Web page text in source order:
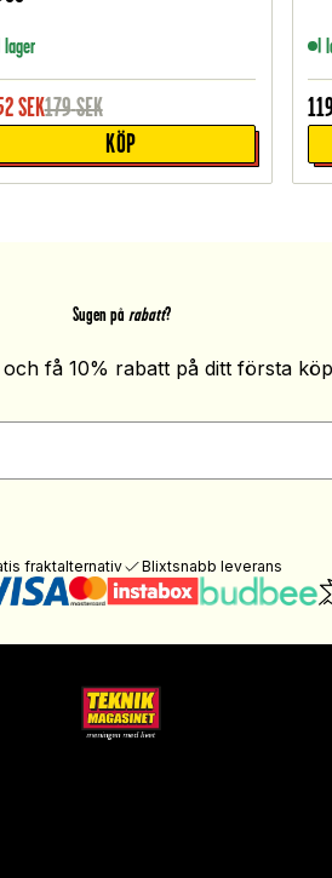
SEK179SEK
KÖP
I
119
Sugen på rabatt?
få 10% rabatt på ditt första
fraktalternativ Blixtsnabb leverans